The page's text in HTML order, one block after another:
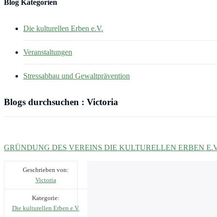
Blog Kategorien
Die kulturellen Erben e.V.
Veranstaltungen
Stressabbau und Gewaltprävention
Blogs durchsuchen : Victoria
GRÜNDUNG DES VEREINS DIE KULTURELLEN ERBEN
Geschrieben von:
Victoria
Kategorie:
Die kulturellen Erben e.V.